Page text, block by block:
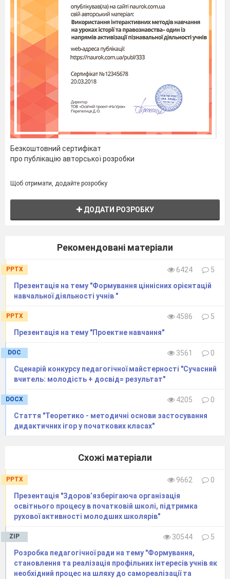
Безкоштовний сертифікат
про публікацію авторської розробки
Щоб отримати, додайте розробку
ДОДАТИ РОЗРОБКУ
Рекомендовані матеріали
PPTX 6424
5
Презентація на тему "Формування ціннісних орієнтацій
навчальної діяльності учнів "
PPTX 4586
5
Презентація на тему "Проектне навчання"
DOC 3561
0
Сценарій конкурсу педагогічної майстерності "Сучасний
вчитель: молодість + досвід= результат"
DOCX 4205
0
Стаття "Теоретико - методичні основи застосування
дидактичних ігор у початкових класах"
Схожі матеріали
PPTX 9662
0
Презентація "Здоров’язберігаюча організація
освітнього процесу в початковій школі, підтримка
рухової активності молодших школярів"
ZIP 30544
5
Розробка педагогічної ради на тему "Формування,
становлення та реалізація профільних інтересів учнів як
необхідний процес на шляху до самореалізації та